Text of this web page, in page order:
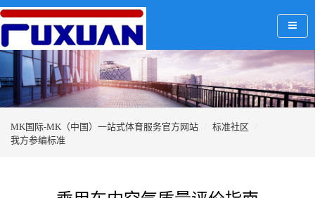
MK国际-MK（中国）一站式体育服务官方网站
标准社区
我方参编标准